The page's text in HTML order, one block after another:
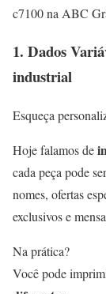
c7100 na ABC
1. Dados
industrial
Esqueça
Hoje falamos de
cada peça pode
nomes, ofertas
exclusivos e
Na prática?
Você pode